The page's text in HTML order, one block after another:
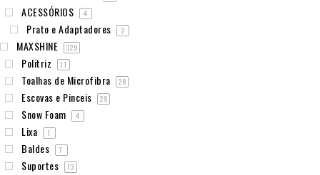
ACESSÓRIOS 4
Prato e Adaptadores 2
MAXSHINE 329
Politriz 11
Toalhas de Microfibra 28
Escovas e Pinceis 29
Snow Foam 4
Lixa 1
Baldes 7
Suportes 13